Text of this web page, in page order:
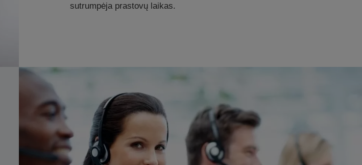
sutrumpėja prastovų laikas.